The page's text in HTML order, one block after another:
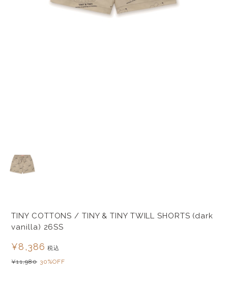
TINY COTTONS / TINY & TINY TWILL SHORTS (dark
vanilla) 26SS
¥8,386 税込
¥11,980 30%OFF